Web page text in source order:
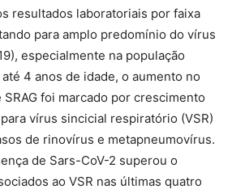
resultados laboratoriais por faixa
para amplo predomínio do vírus
especialmente na população
4 anos de idade, o aumento no
foi marcado por crescimento
vírus sincicial respiratório (VSR)
de rinovírus e metapneumovírus.
de Sars-CoV-2 superou o
ao VSR nas últimas quatro